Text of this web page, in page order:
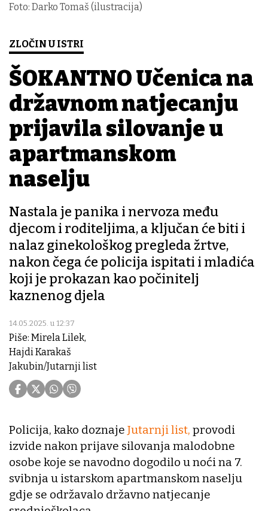
Foto: Darko Tomaš (ilustracija)
ZLOČIN U ISTRI
ŠOKANTNO Učenica na
državnom natjecanju
prijavila silovanje u
apartmanskom
naselju
Nastala je panika i nervoza među
djecom i roditeljima, a ključan će biti i
nalaz ginekološkog pregleda žrtve,
nakon čega će policija ispitati i mladića
koji je prokazan kao počinitelj
kaznenog djela
14.05.2025. u 12:37
Piše: Mirela Lilek,
Hajdi Karakaš
Jakubin/Jutarnji list
Policija, kako doznaje Jutarnji list, provodi
izvide nakon prijave silovanja malodobne
osobe koje se navodno dogodilo u noći na 7.
svibnja u istarskom apartmanskom naselju
gdje se održavalo državno natjecanje